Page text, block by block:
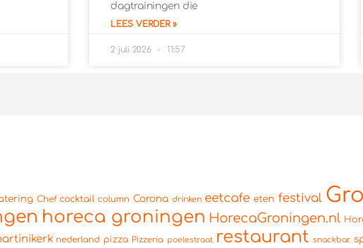
dagtrainingen die
LEES VERDER »
2 juli 2026 11:57
Chef cocktail column Corona drinken eetcafe eten festival
horeca groningen HorecaGroningen.nl
nederland pizza Pizzeria poelestraat restaurant snackbar